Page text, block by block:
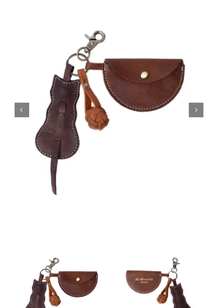
Wollfestivals
Kontakt